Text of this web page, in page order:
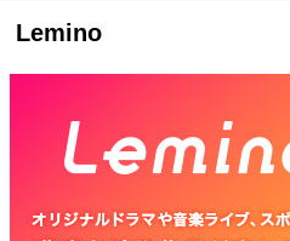
Lemino